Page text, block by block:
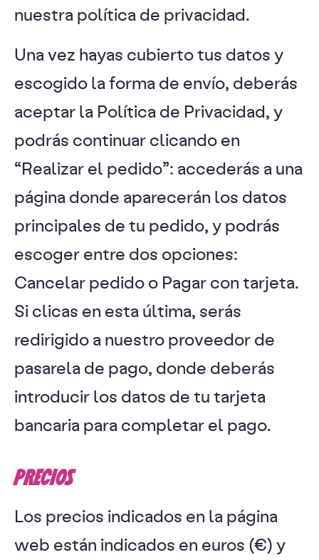
nuestra política de privacidad.
Una vez hayas cubierto tus datos y
escogido la forma de envío, deberás
aceptar la Política de Privacidad, y
podrás continuar clicando en
“Realizar el pedido”: accederás a una
página donde aparecerán los datos
principales de tu pedido, y podrás
escoger entre dos opciones:
Cancelar pedido o Pagar con tarjeta.
Si clicas en esta última, serás
redirigido a nuestro proveedor de
pasarela de pago, donde deberás
introducir los datos de tu tarjeta
bancaria para completar el pago.
PRECIOS
Los precios indicados en la página
web están indicados en euros (€) y